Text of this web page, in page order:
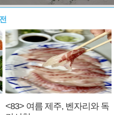
<83> 여름 제주, 벤자리와 독